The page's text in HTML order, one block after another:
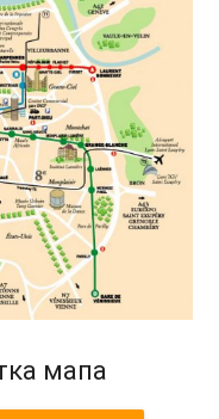
мапа